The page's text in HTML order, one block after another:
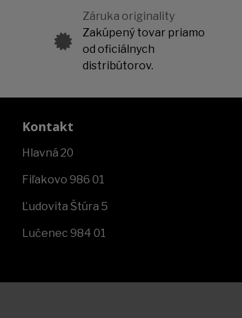
Záruka originality
Zakúpený tovar priamo
od oficiálnych
distribútorov.
Kontakt
Hlavná 20
Fiľakovo 986 01
Ľudovita Štúra 5
Lučenec 984 01